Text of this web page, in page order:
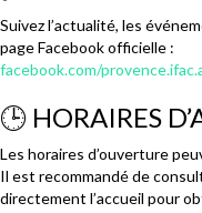
Suivez l’actualité, les
page Facebook officielle :
facebook.com/
🕒 HORAIRES
Les horaires d’ouverture
Il est recommandé de
directement l’accueil pour